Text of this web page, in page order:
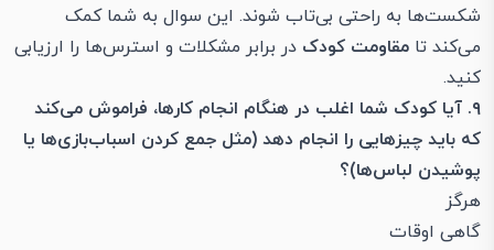
شکست‌ها به راحتی بی‌تاب شوند. این سوال به شما کمک
می‌کند تا مقاومت کودک در برابر مشکلات و استرس‌ها را ارزیابی
کنید.
۹. آیا کودک شما اغلب در هنگام انجام کارها، فراموش می‌کند
که باید چیزهایی را انجام دهد (مثل جمع کردن اسباب‌بازی‌ها یا
پوشیدن لباس‌ها)؟
هرگز
گاهی اوقات